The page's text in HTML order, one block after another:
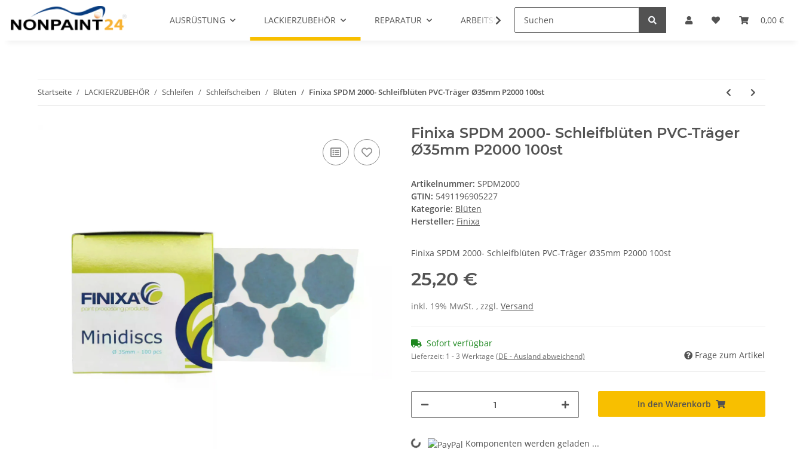
0,00 €
AUSRÜSTUNG LACKIERZUBEHÖR REPARATUR ARBEITSSCHUTZ
Startseite LACKIERZUBEHÖR Schleifen Schleifscheiben Blüten Finixa SPDM 2000- Schleifblüten PVC-Träger Ø35mm P2000 100st
Finixa SPDM 2000- Schleifblüten PVC-Träger
Ø35mm P2000 100st
Artikelnummer: SPDM2000
GTIN: 5491196905227
Kategorie: Blüten
Hersteller: Finixa
Finixa SPDM 2000- Schleifblüten PVC-Träger Ø35mm P2000 100st
25,20 €
inkl. 19% MwSt. , zzgl. Versand
Sofort verfügbar
Lieferzeit: 1 - 3 Werktage (DE - Ausland abweichend) Frage zum Artikel
In den Warenkorb
Komponenten werden geladen ...